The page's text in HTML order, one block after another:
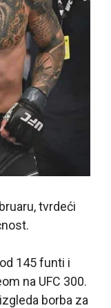
tvrdeći
145 funti i
na UFC 300.
borba za